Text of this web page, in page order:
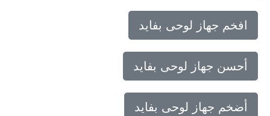
افخم جهاز لوحى بفايد
أحسن جهاز لوحى بفايد
أضخم جهاز لوحى بفايد